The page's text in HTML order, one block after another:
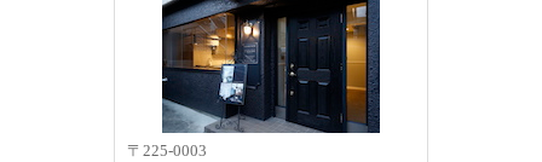
〒225-0003